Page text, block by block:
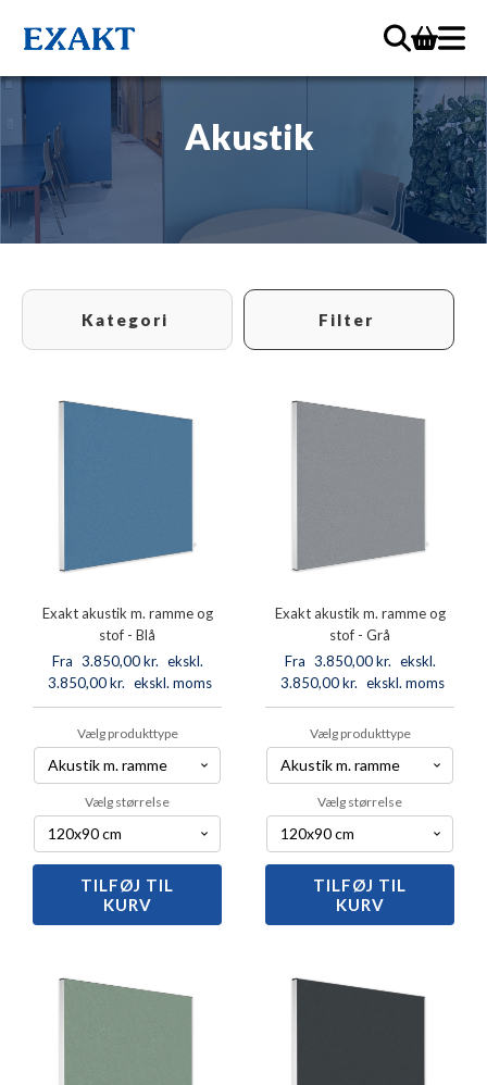
Akustik
Kategori Filter
Exakt akustik m. ramme og
stof - Blå
Fra 3.850,00kr. ekskl.
moms
Vælg produkttype
Vælg størrelse
3.850,00kr. ekskl. moms
Exakt
akustik
m.
stof
TILFØJ TIL
KURV
Exakt akustik m. ramme og
stof - Grå
Fra 3.850,00kr. ekskl.
moms
Vælg produkttype
Vælg størrelse
3.850,00kr. ekskl. moms
Exakt
akustik
m.
stof
TILFØJ TIL
KURV